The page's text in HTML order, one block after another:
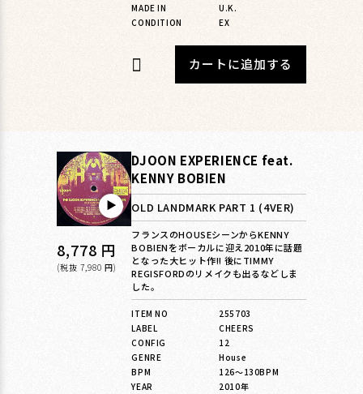
MADE IN
U.K.
CONDITION
EX
カートに追加する
▶︎
通
常
8,778 円
(税抜 7,980 円)
DJOON EXPERIENCE feat.
KENNY BOBIEN
OLD LANDMARK PART 1 (4VER)
フランスのHOUSEシーンからKENNY
BOBIENをボーカルに迎え2010年に話題
となった大ヒット作!! 後にTIMMY
REGISFORDのリメイクも出るなどしま
した。
ITEM NO
255703
LABEL
CHEERS
CONFIG
12
GENRE
House
BPM
126〜130BPM
YEAR
2010年